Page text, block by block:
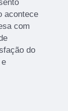
acontece
com
do